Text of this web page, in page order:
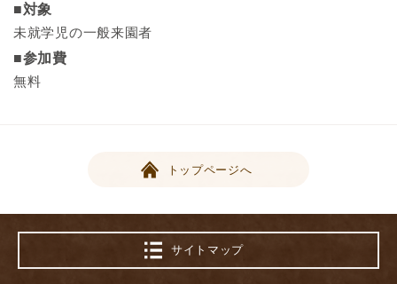
■対象
未就学児の一般来園者
■参加費
無料
トップページへ
サイトマップ